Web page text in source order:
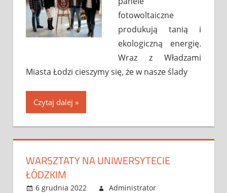
fotowoltaiczne
produkują tanią i
ekologiczną energię.
Wraz z Władzami
Miasta Łodzi cieszymy się, że w nasze ślady
Czytaj dalej
WARSZTATY NA UNIWERSYTECIE
ŁÓDZKIM
6 grudnia 2022 Administrator